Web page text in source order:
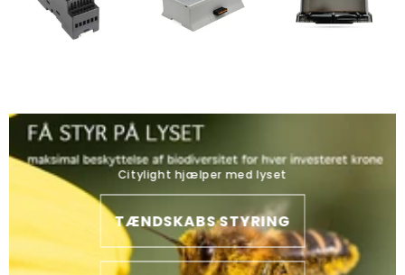
Citylight hjælper med lyset
TÆNDSKABS STYRING